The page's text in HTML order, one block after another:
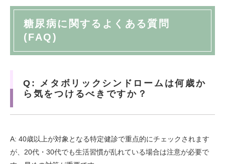
糖尿病に関するよくある質問
(FAQ)
Q: メタボリックシンドロームは何歳か
ら気をつけるべきですか？
A: 40歳以上が対象となる特定健診で重点的にチェックされます
が、20代・30代でも生活習慣が乱れている場合は注意が必要で